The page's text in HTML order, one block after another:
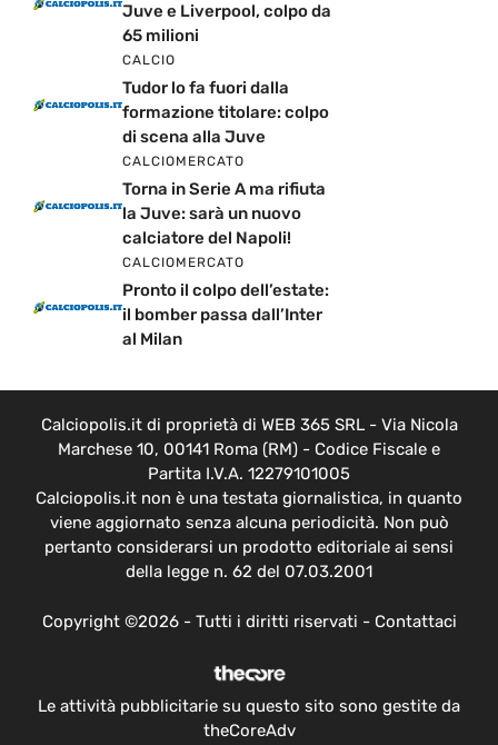
Juve e Liverpool, colpo da
65 milioni
CALCIO
Tudor lo fa fuori dalla
formazione titolare: colpo
di scena alla Juve
CALCIOMERCATO
Torna in Serie A ma rifiuta
la Juve: sarà un nuovo
calciatore del Napoli!
CALCIOMERCATO
Pronto il colpo dell’estate:
il bomber passa dall’Inter
al Milan
Calciopolis.it di proprietà di WEB 365 SRL - Via Nicola
Marchese 10, 00141 Roma (RM) - Codice Fiscale e
Partita I.V.A. 12279101005
Calciopolis.it non è una testata giornalistica, in quanto
viene aggiornato senza alcuna periodicità. Non può
pertanto considerarsi un prodotto editoriale ai sensi
della legge n. 62 del 07.03.2001
Copyright ©2026 - Tutti i diritti riservati - Contattaci
Le attività pubblicitarie su questo sito sono gestite da
theCoreAdv